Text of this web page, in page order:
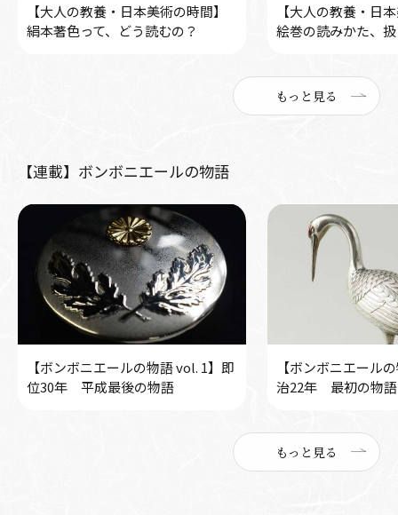
【大人の教養・日本美術の時間】
絹本著色って、どう読むの？
【大人の教養・日
絵巻の読みかた、
もっと見る
【連載】ボンボニエールの物語
【ボンボニエールの物語 vol. 1】即
位30年 平成最後の物語
【ボンボニエール
治22年 最初の物語
もっと見る